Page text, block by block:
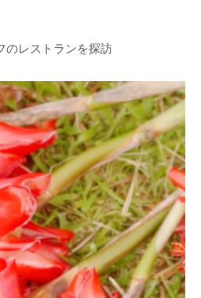
のレストランを探訪